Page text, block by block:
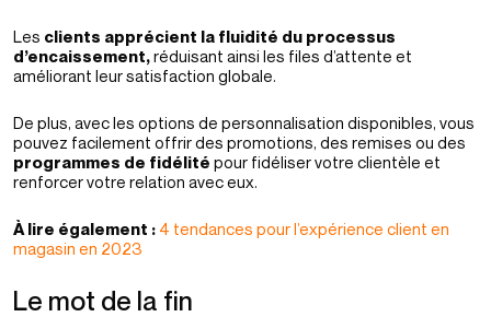
Les clients apprécient la fluidité du processus
d’encaissement,réduisant ainsi les files d’attente et
améliorant leur satisfaction globale.
De plus, avec les options de personnalisation disponibles, vous
pouvez facilement offrir des promotions, des remises ou des
programmes de fidélité pour fidéliser votre clientèle et
renforcer votre relation avec eux.
À lire également : 4 tendances pour l’expérience client en
magasin en 2023
Le mot de la fin